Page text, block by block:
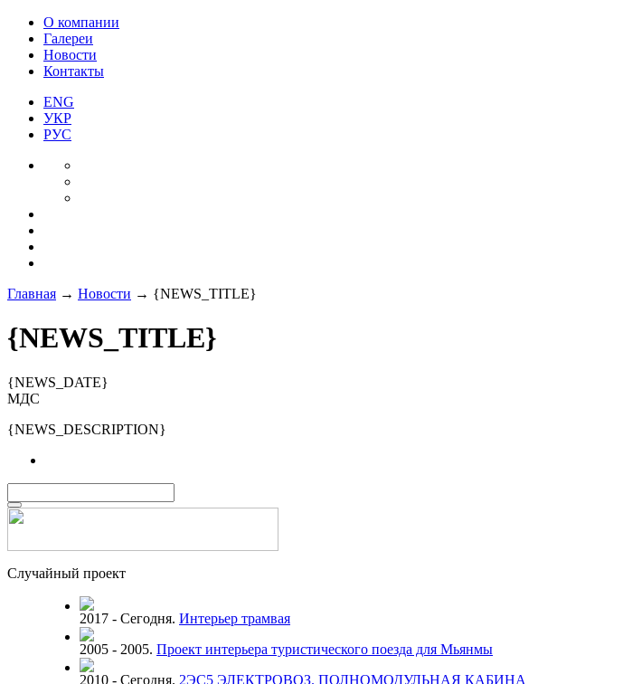
О компании
Галереи
Новости
Контакты
ENG
УКР
РУС
Главная → Новости → {NEWS_TITLE}
{NEWS_TITLE}
{NEWS_DATE}
МДС
{NEWS_DESCRIPTION}
Случайный проект
2017 - Сегодня. Интерьер трамвая
2005 - 2005. Проект интерьера туристического поезда для Мьянмы
2010 - Сегодня. 2ЭС5 ЭЛЕКТРОВОЗ. ПОЛНОМОДУЛЬНАЯ КАБИНА